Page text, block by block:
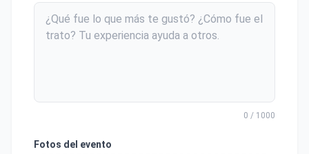
0 / 1000
Fotos del evento